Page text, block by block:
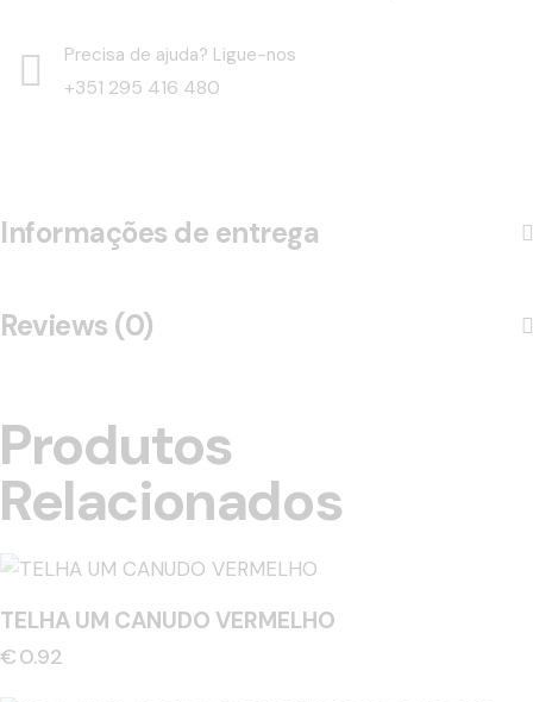
Precisa de ajuda? Ligue-nos
+351 295 416 480
Informações de entrega
Reviews (0)
Produtos
Relacionados
TELHA UM CANUDO VERMELHO
€0.92